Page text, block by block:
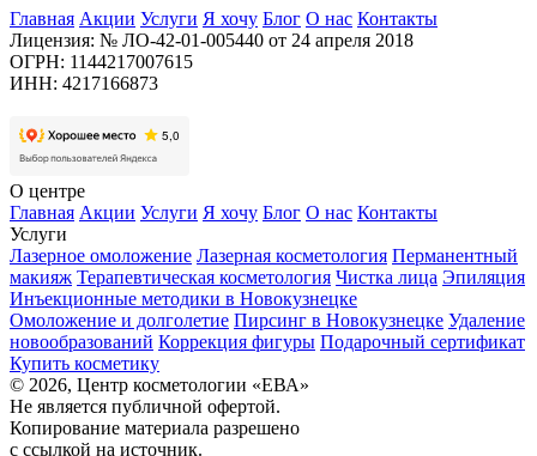
Главная Акции Услуги Я хочу Блог О нас Контакты
Лицензия: № ЛО-42-01-005440 от 24 апреля 2018
ОГРН: 1144217007615
ИНН: 4217166873
О центре
Главная Акции Услуги Я хочу Блог О нас Контакты
Услуги
Лазерное омоложение Лазерная косметология Перманентный
макияж Терапевтическая косметология Чистка лица Эпиляция
Инъекционные методики в Новокузнецке
Омоложение и долголетие Пирсинг в Новокузнецке Удаление
новообразований Коррекция фигуры Подарочный сертификат
Купить косметику
© 2026, Центр косметологии «ЕВА»
Не является публичной офертой.
Копирование материала разрешено
с ссылкой на источник.